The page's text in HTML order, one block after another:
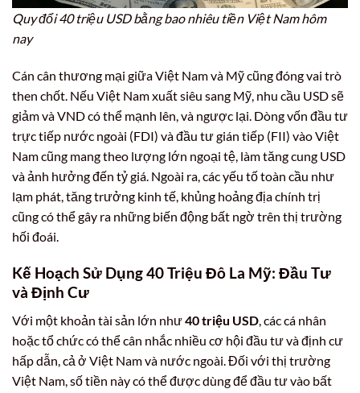
Quy đổi 40 triệu USD bằng bao nhiêu tiền Việt Nam hôm
nay
Cán cân thương mại giữa Việt Nam và Mỹ cũng đóng vai trò
then chốt. Nếu Việt Nam xuất siêu sang Mỹ, nhu cầu USD sẽ
giảm và VND có thể mạnh lên, và ngược lại. Dòng vốn đầu tư
trực tiếp nước ngoài (FDI) và đầu tư gián tiếp (FII) vào Việt
Nam cũng mang theo lượng lớn ngoại tệ, làm tăng cung USD
và ảnh hưởng đến tỷ giá. Ngoài ra, các yếu tố toàn cầu như
lạm phát, tăng trưởng kinh tế, khủng hoảng địa chính trị
cũng có thể gây ra những biến động bất ngờ trên thị trường
hối đoái.
Kế Hoạch Sử Dụng 40 Triệu Đô La Mỹ: Đầu Tư
và Định Cư
Với một khoản tài sản lớn như40 triệu USD , các cá nhân
hoặc tổ chức có thể cân nhắc nhiều cơ hội đầu tư và định cư
hấp dẫn, cả ở Việt Nam và nước ngoài. Đối với thị trường
Việt Nam, số tiền này có thể được dùng để đầu tư vào bất